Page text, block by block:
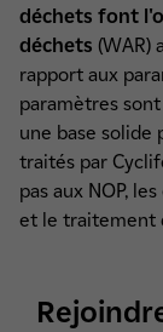
déchets font
déchets (WAR)
rapport aux
paramètres
une base
traités par
pas aux NOP,
et le traitement